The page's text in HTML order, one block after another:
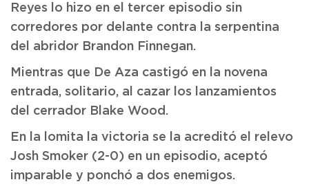
Reyes lo hizo en el tercer episodio sin
corredores por delante contra la serpentina
del abridor Brandon Finnegan.
Mientras que De Aza castigó en la novena
entrada, solitario, al cazar los lanzamientos
del cerrador Blake Wood.
En la lomita la victoria se la acreditó el relevo
Josh Smoker (2-0) en un episodio, aceptó
imparable y ponchó a dos enemigos.